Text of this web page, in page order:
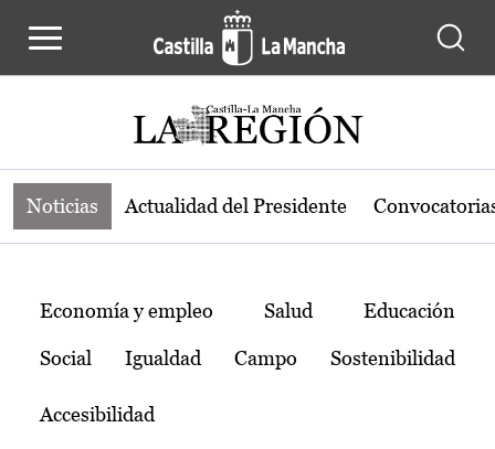
Noticias de la región de Castilla-La
Noticias Actualidad del Presidente
Temas
Economía y empleo Salud Educación
Social Igualdad Campo Sostenibilidad
Accesibilidad